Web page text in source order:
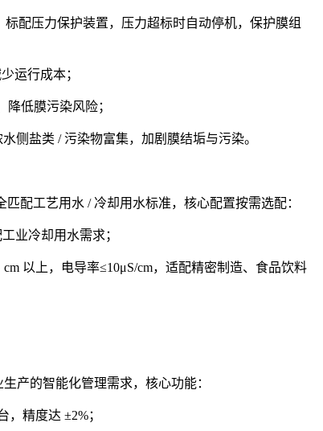
配压力保护装置，压力超标时自动停机，保护膜组
运行成本；
低膜污染风险；
侧盐类 / 污染物富集，加剧膜结垢与污染。
配工艺用水 / 冷却用水标准，核心配置按需选配：
业冷却用水需求；
以上，电导率≤10μS/cm，适配精密制造、食品饮料
产的智能化管理需求，核心功能：
精度达 ±2%；